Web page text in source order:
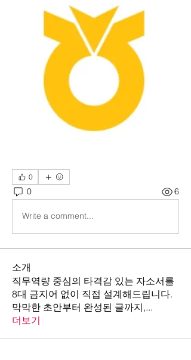
0
0 6
Write a comment...
소개
직무역량 중심의 타격감 있는 자소서를
8대 금지어 없이 직접 설계해드립니다.
막막한 초안부터 완성된 글까지,...
더보기